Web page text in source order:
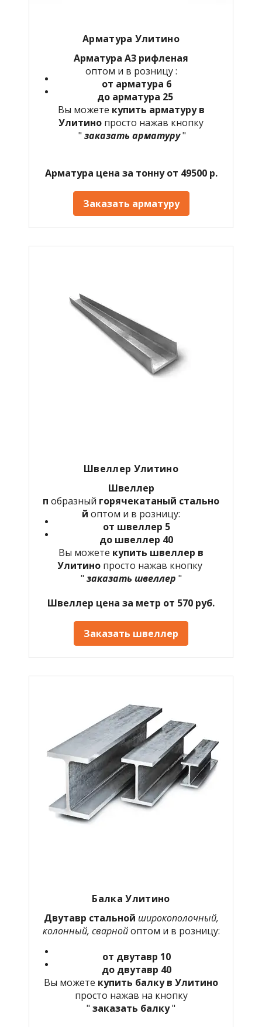
Арматура Улитино
Арматура А3 рифленая
оптом и в розницу :
от арматура 6
до арматура 25
Вы можете купить арматуру в
Улитино просто нажав кнопку
" заказать арматуру"
Арматура цена за тонну от 49500 р.
Заказать арматуру
Швеллер Улитино
Швеллер
п образный горячекатаный стально
й оптом и в розницу:
от швеллер 5
до швеллер 40
Вы можете купить швеллер в
Улитино просто нажав кнопку
" заказать швеллер "
Швеллер цена за метр от 570 руб.
Заказать швеллер
Балка Улитино
Двутавр стальной широкополочный,
колонный, сварнойоптом и в розницу:
от двутавр 10
до двутавр 40
Вы можете купить балку в Улитино
просто нажав на кнопку
" заказать балку"